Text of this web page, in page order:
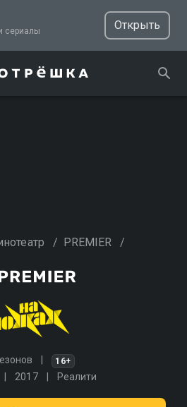
ТВ, фильмы и сериалы
Открыть
/ PREMIER /
16+
2017 Реалити